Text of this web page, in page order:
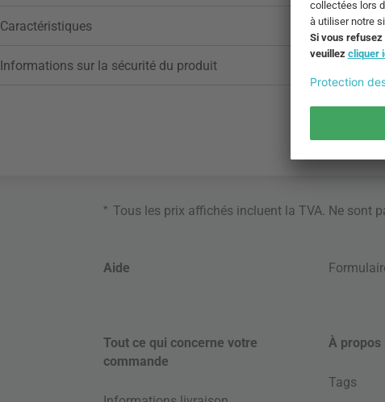
Caractéristiques
Informations sur la sécurité du produit
* Tous les prix affichés incluent la TVA. Ne sont
Aide
Tout ce qui concerne votre
commande
À propos
Tags